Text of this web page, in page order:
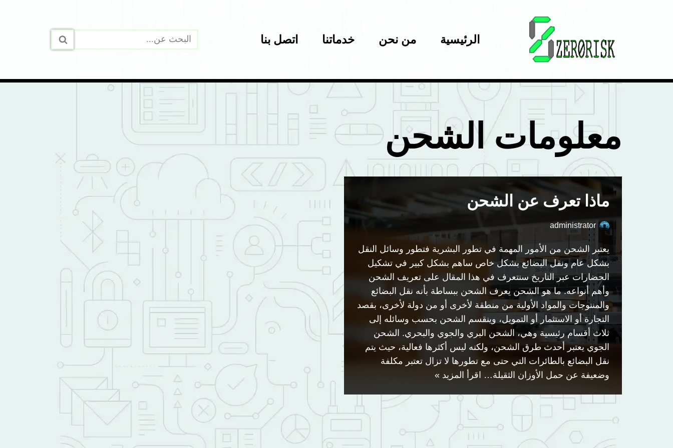
الرئيسية من نحن خدماتنا اتصل بنا
معلومات الشحن
ماذا تعرف عن الشحن
administrator
يعتبر الشحن من الأمور المهمة في تطور البشرية فتطور وسائل النقل
بشكل عام ونقل البضائع بشكل خاص ساهم بشكل كبير في تشكيل
الحضارات عبر التاريخ سنتعرف في هذا المقال على تعريف الشحن
وأهم أنواعه. ما هو الشحن يعرف الشحن ببساطة بأنه نقل البضائع
والمنتوجات والمواد الأولية من منطقة لأخرى أو من دولة لأخرى، بقصد
التجارة أو الاستثمار أو التمويل، وينقسم الشحن بحسب وسائله إلى
ثلاث أقسام رئيسية وهي، الشحن البري والجوي والبحري. الشحن
الجوي يعتبر أحدث طرق الشحن، ولكنه ليس أكثرها فعالية، حيث يتم
نقل البضائع بالطائرات التي حتى مع تطورها لا تزال تعتبر مكلفة
وضعيفة عن حمل الأوزان الثقيلة… اقرأ المزيد »